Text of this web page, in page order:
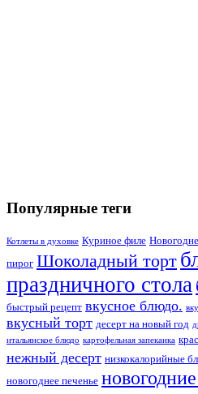
Популярные теги
Котлеты в духовке Куриное филе
пирог Шоколадный торт
праздничного стола
быстрый рецепт вкусное блюдо.
вкусный торт десерт на новый год
итальянское блюдо картофельная запеканка
нежный десерт низкокалорийные
новогоднее печенье